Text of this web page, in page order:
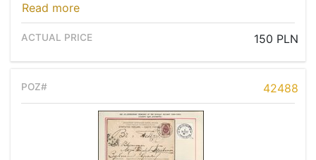
Read more
150 PLN
42488